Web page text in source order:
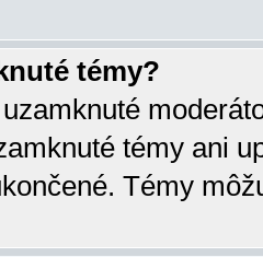
témy?
témy ani
Témy